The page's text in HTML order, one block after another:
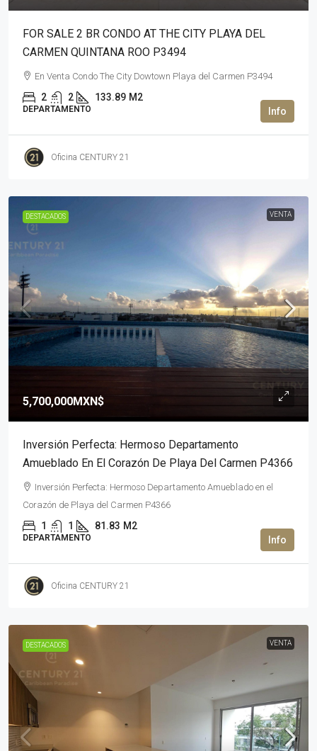
FOR SALE 2 BR CONDO AT THE CITY PLAYA DEL
CARMEN QUINTANA ROO P3494
En Venta Condo The City Dowtown Playa del Carmen P3494
2 2 133.89 M2
DEPARTAMENTO
Oficina CENTURY 21
DESTACADOS VENTA
5,700,000MXN$
Inversión Perfecta: Hermoso Departamento
Amueblado En El Corazón De Playa Del Carmen P4366
Inversión Perfecta: Hermoso Departamento Amueblado en el
Corazón de Playa del Carmen P4366
1 1 81.83 M2
DEPARTAMENTO
Oficina CENTURY 21
DESTACADOS VENTA